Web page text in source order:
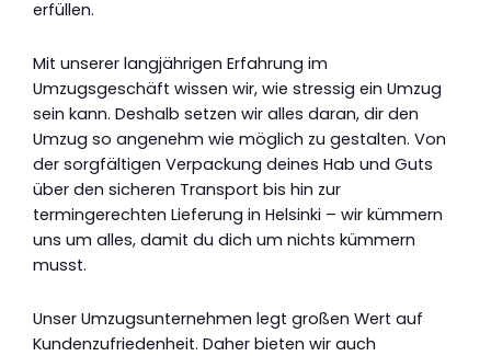
erfüllen.
Mit unserer langjährigen Erfahrung im
Umzugsgeschäft wissen wir, wie stressig ein Umzug
sein kann. Deshalb setzen wir alles daran, dir den
Umzug so angenehm wie möglich zu gestalten. Von
der sorgfältigen Verpackung deines Hab und Guts
über den sicheren Transport bis hin zur
termingerechten Lieferung in Helsinki – wir kümmern
uns um alles, damit du dich um nichts kümmern
musst.
Unser Umzugsunternehmen legt großen Wert auf
Kundenzufriedenheit. Daher bieten wir auch